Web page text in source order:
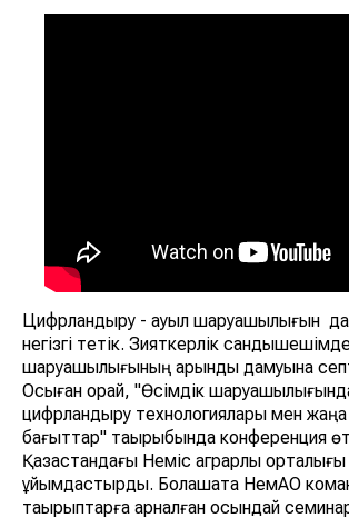
Цифрландыру - ауыл шаруашылығын
негізгі тетік. Зияткерлік
шаруашылығының қарқынды дамуына
Осыған орай, "Өсімдік
цифрландыру технологиялары мен жаңа
бағыттар" тақырыбында конференция
Қазақстандағы Неміс аграрлық орталығы
ұйымдастырды. Болашақта НемАО
тақырыптарға арналған осындай